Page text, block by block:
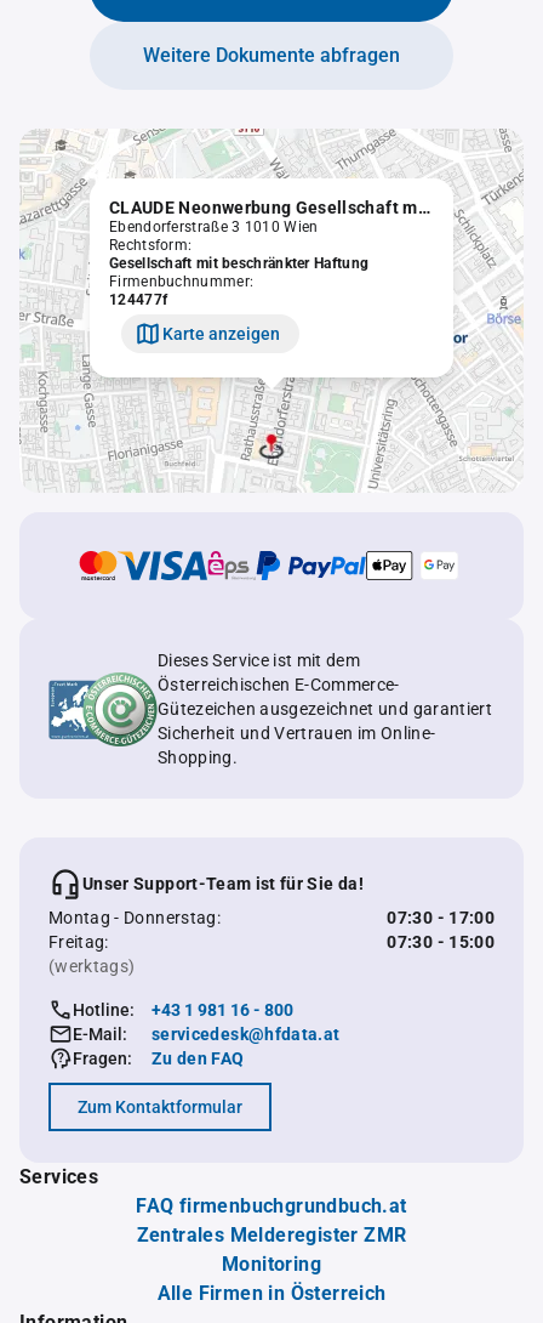
Weitere Dokumente abfragen
CLAUDE Neonwerbung Gesellschaft m.b.H. in Liquidation
Ebendorferstraße 3 1010 Wien
Rechtsform:
Gesellschaft mit beschränkter Haftung
Firmenbuchnummer:
124477f
Karte anzeigen
Dieses Service ist mit dem
Österreichischen E-Commerce-
Gütezeichen ausgezeichnet und garantiert
Sicherheit und Vertrauen im Online-
Shopping.
Unser Support-Team ist für Sie da!
Montag - Donnerstag:
07:30 - 17:00
Freitag:
07:30 - 15:00
(werktags)
Hotline:
+43 1 981 16 - 800
E-Mail:
servicedesk@hfdata.at
Fragen:
Zu den FAQ
Zum Kontaktformular
Services
FAQ firmenbuchgrundbuch.at
Zentrales Melderegister ZMR
Monitoring
Alle Firmen in Österreich